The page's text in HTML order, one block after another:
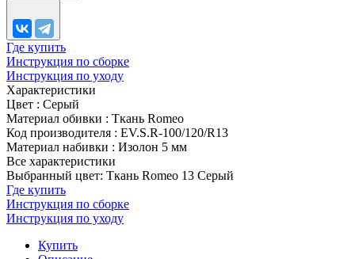
Где купить
Инструкция по сборке
Инструкция по уходу
Характеристики
Цвет : Серый
Материал обивки : Ткань Romeo
Код производителя : EV.S.R-100/120/R13
Материал набивки : Изолон 5 мм
Все характеристики
Выбранный цвет: Ткань Romeo 13 Серый
Где купить
Инструкция по сборке
Инструкция по уходу
Купить